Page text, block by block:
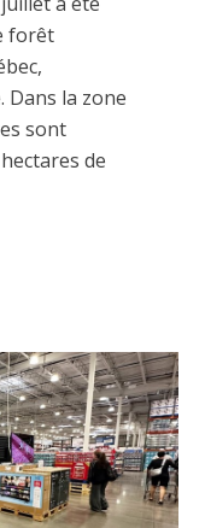
forêt
la zone
sont
de